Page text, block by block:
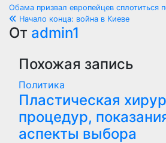
Навигация
по
записям
Обама призвал европейцев сплотиться
Начало конца: война в Киеве
От admin1
Похожая запись
Политика
Пластическая
процедур,
аспекты выбора